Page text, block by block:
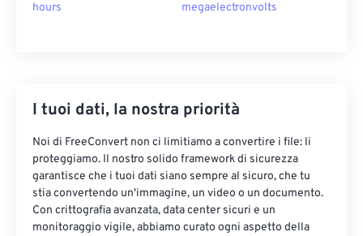
hours
megaelectronvolts
I tuoi dati, la nostra priorità
Noi di FreeConvert non ci limitiamo a convertire i file: li
proteggiamo. Il nostro solido framework di sicurezza
garantisce che i tuoi dati siano sempre al sicuro, che tu
stia convertendo un'immagine, un video o un documento.
Con crittografia avanzata, data center sicuri e un
monitoraggio vigile, abbiamo curato ogni aspetto della